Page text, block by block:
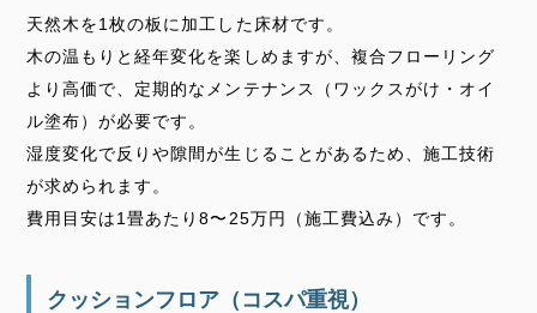
天然木を1枚の板に加工した床材です。
木の温もりと経年変化を楽しめますが、複合フローリング
より高価で、定期的なメンテナンス（ワックスがけ・オイ
ル塗布）が必要です。
湿度変化で反りや隙間が生じることがあるため、施工技術
が求められます。
費用目安は1畳あたり8〜25万円（施工費込み）です。
クッションフロア（コスパ重視）